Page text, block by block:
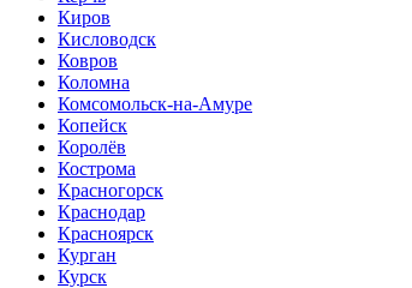
Киров
Кисловодск
Ковров
Коломна
Комсомольск-на-Амуре
Копейск
Королёв
Кострома
Красногорск
Краснодар
Красноярск
Курган
Курск